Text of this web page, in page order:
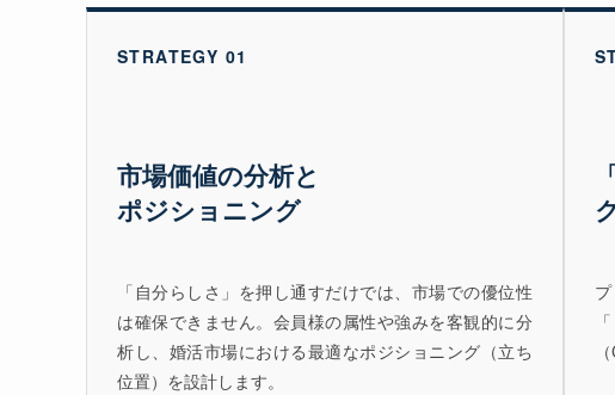
STRATEGY 01
市場価値の分析と
ポジショニング
「自分らしさ」を押し通すだけでは、市場での優位性
は確保できません。会員様の属性や強みを客観的に分
析し、婚活市場における最適なポジショニング（立ち
位置）を設計します。